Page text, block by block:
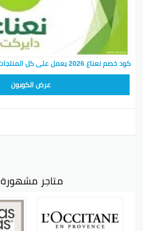
كود خصم نعناع 2026 يعمل على كل المنتجات
عرض الكوبون
متاجر مشهورة